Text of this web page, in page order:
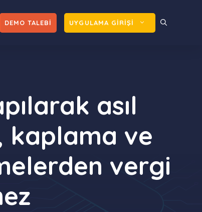
DEMO TALEBİ UYGULAMA GİRİŞİ
asıl
kaplama ve
vergi